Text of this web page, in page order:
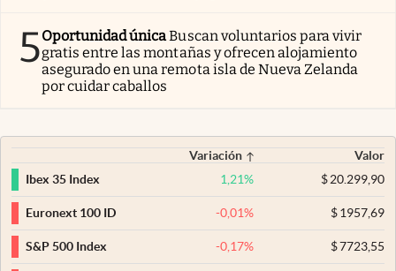
5Oportunidad únicaBuscan voluntarios para vivir
gratis entre las montañas y ofrecen alojamiento
asegurado en una remota isla de Nueva Zelanda
por cuidar caballos
Variación
Valor
Ibex 35 Index
1,21% $20.299,90
Euronext 100 ID -0,01% $1957,69
S&P 500 Index -0,17% $7723,55